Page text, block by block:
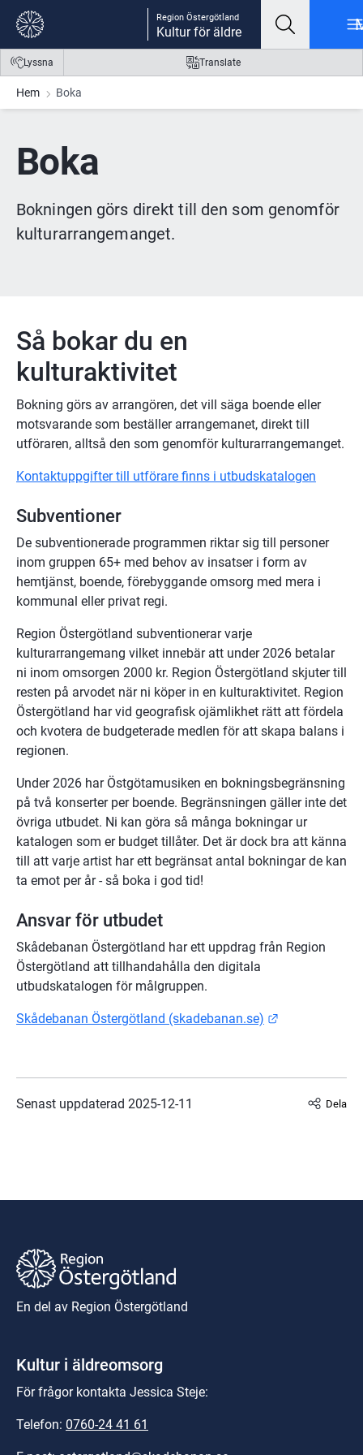
Gå till innehåll
Gå till meny
Gå till sidfot Region Östergötland
Kultur för äldre
Lyssna Translate
Hem Boka
Boka
Bokningen görs direkt till den som genomför
kulturarrangemanget.
Så bokar du en
kulturaktivitet
Bokning görs av arrangören, det vill säga boende eller
motsvarande som beställer arrangemanet, direkt till
utföraren, alltså den som genomför kulturarrangemanget.
Kontaktuppgifter till utförare finns i utbudskatalogen
Subventioner
De subventionerade programmen riktar sig till personer
inom gruppen 65+ med behov av insatser i form av
hemtjänst, boende, förebyggande omsorg med mera i
kommunal eller privat regi.
Region Östergötland subventionerar varje
kulturarrangemang vilket innebär att under 2026 betalar
ni inom omsorgen 2000 kr. Region Östergötland skjuter till
resten på arvodet när ni köper in en kulturaktivitet. Region
Östergötland har vid geografisk ojämlikhet rätt att fördela
och kvotera de budgeterade medlen för att skapa balans i
regionen.
Under 2026 har Östgötamusiken en bokningsbegränsning
på två konserter per boende. Begränsningen gäller inte det
övriga utbudet. Ni kan göra så många bokningar ur
katalogen som er budget tillåter. Det är dock bra att känna
till att varje artist har ett begränsat antal bokningar de kan
ta emot per år - så boka i god tid!
Ansvar för utbudet
Skådebanan Östergötland har ett uppdrag från Region
Östergötland att tillhandahålla den digitala
utbudskatalogen för målgruppen.
Skådebanan Östergötland (skadebanan.se)
Senast uppdaterad 2025-12-11 Dela
En del av Region Östergötland
Kultur i äldreomsorg
För frågor kontakta Jessica Steje:
Telefon: 0760-24 41 61